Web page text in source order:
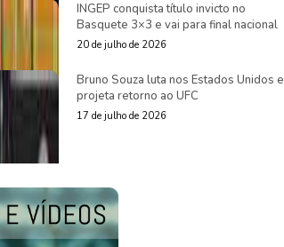
INGEP conquista título invicto no
Basquete 3×3 e vai para final nacional
20 de julho de 2026
Bruno Souza luta nos Estados Unidos e
projeta retorno ao UFC
17 de julho de 2026